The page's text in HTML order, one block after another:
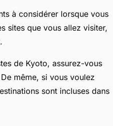
à considérer lorsque vous
sites que vous allez visiter,
de Kyoto, assurez-vous
même, si vous voulez
sont incluses dans